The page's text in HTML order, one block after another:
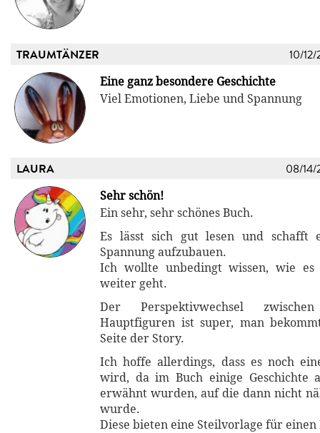
TRAUMTÄNZER 10/12/
Eine ganz besondere Geschichte
Viel Emotionen, Liebe und Spannung
LAURA 08/14/
Sehr schön!
Ein sehr, sehr schönes Buch.
Es lässt sich gut lesen und schafft
Spannung aufzubauen.
Ich wollte unbedingt wissen, wie
weiter geht.
Der Perspektivwechsel
Hauptfiguren ist super, man
Seite der Story.
Ich hoffe allerdings, dass es noch
wird, da im Buch einige Geschichte
erwähnt wurden, auf die dann nicht
wurde.
Diese bieten eine Steilvorlage für einen